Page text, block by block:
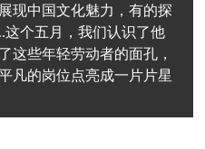
现中国文化魅力，有的探
这个五月，我们认识了他
这些年轻劳动者的面孔，
凡的岗位点亮成一片片星